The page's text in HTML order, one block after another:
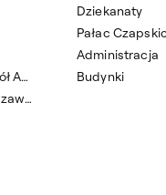
Towarzystwo Przyjaciół ASP
Fundacja ASP w Warszawie
Dziekanaty
Pałac
Administracja
Budynki